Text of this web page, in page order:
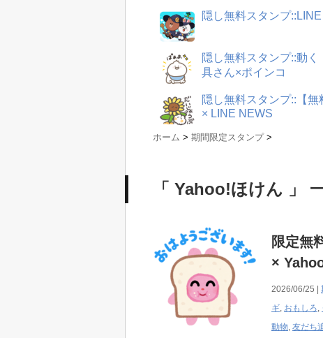
隠し無料スタンプ
隠し無料スタンプ::動
具さん×ポインコ
隠し無料スタンプ::【
× LINE NEWS
ホーム > 期間限定スタンプ >
「 Yahoo!ほけん 」
限定無
×
2026/06/25 |
ギ, おもしろ,
動物, 友だち